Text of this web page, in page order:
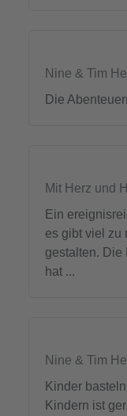
Nine & Tim
Die
Mit Herz und
Ein
es gibt viel zu
gestalten. Die
hat ...
Nine & Tim
Kinder
Kindern ist